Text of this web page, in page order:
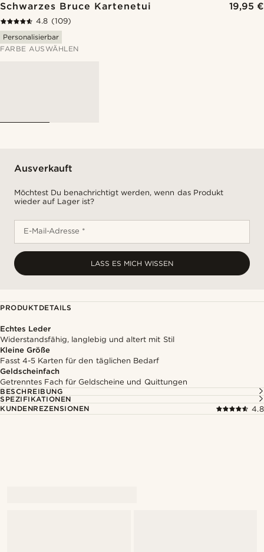
Schwarzes Bruce Kartenetui 19,95 €
4.8 (109)
Personalisierbar
FARBE AUSWÄHLEN
Ausverkauft
Möchtest Du benachrichtigt werden, wenn das Produkt
wieder auf Lager ist?
E-Mail-Adresse *
LASS ES MICH WISSEN
PRODUKTDETAILS
Echtes Leder
Widerstandsfähig, langlebig und altert mit Stil
Kleine Größe
Fasst 4-5 Karten für den täglichen Bedarf
Geldscheinfach
Getrenntes Fach für Geldscheine und Quittungen
BESCHREIBUNG
SPEZIFIKATIONEN
KUNDENREZENSIONEN
4.8